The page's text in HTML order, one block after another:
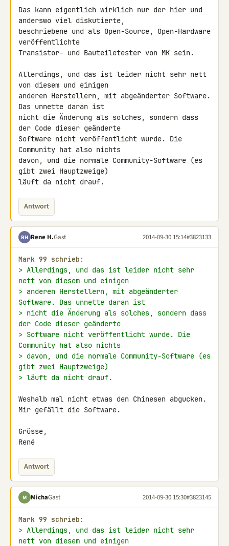
Das kann eigentlich wirklich nur der hier und
anderswo viel diskutierte,
beschriebene und als Open-Source, Open-Hardware
veröffentlichte
Transistor- und Bauteiletester von MK sein.
Allerdings, und das ist leider nicht sehr nett
von diesem und einigen
anderen Herstellern, mit abgeänderter Software.
Das unnette daran ist
nicht die Änderung als solches, sondern dass
der Code dieser geänderte
Software nicht veröffentlicht wurde. Die
Community hat also nichts
davon, und die normale Community-Software (es
gibt zwei Hauptzweige)
läuft da nicht drauf.
Antwort
RH Rene H.Gast 2014-09-30 15:14#3823133
Mark 99 schrieb:
> Allerdings, und das ist leider nicht sehr
nett von diesem und einigen
> anderen Herstellern, mit abgeänderter
Software. Das unnette daran ist
> nicht die Änderung als solches, sondern dass
der Code dieser geänderte
> Software nicht veröffentlicht wurde. Die
Community hat also nichts
> davon, und die normale Community-Software (es
gibt zwei Hauptzweige)
> läuft da nicht drauf.
Weshalb mal nicht etwas den Chinesen abgucken.
Mir gefällt die Software.
Grüsse,
René
Antwort
M MichaGast 2014-09-30 15:30#3823145
Mark 99 schrieb:
> Allerdings, und das ist leider nicht sehr
nett von diesem und einigen